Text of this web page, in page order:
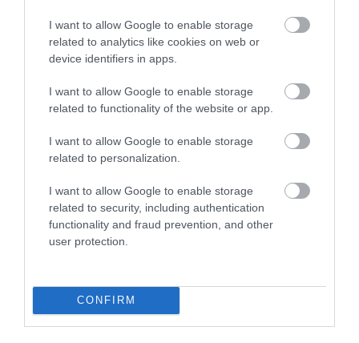
I want to allow Google to enable storage
related to analytics like cookies on web or
device identifiers in apps.
I want to allow Google to enable storage
related to functionality of the website or app.
I want to allow Google to enable storage
related to personalization.
I want to allow Google to enable storage
related to security, including authentication
functionality and fraud prevention, and other
user protection.
CONFIRM
ChatGPT-előfizetést kapnak a fizetőcsomagos
revolutosok
amiben több millió lakossági ügyfelének teszi elérhetővé a
ChatGPT Go szolgáltatást. Az ügyfelek csomagjuktól függően